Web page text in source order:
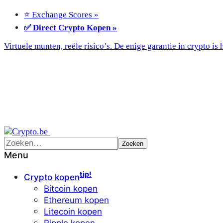
⭐ Exchange Scores »
✅ Direct Crypto Kopen »
Virtuele munten, reële risico’s. De enige garantie in crypto is
Menu
Crypto kopentip!
Bitcoin kopen
Ethereum kopen
Litecoin kopen